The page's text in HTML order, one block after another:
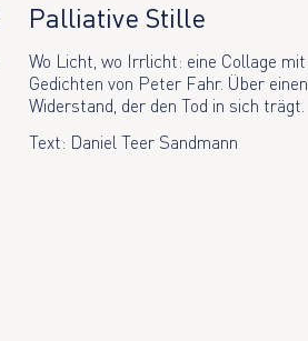
Palliative Stille
Wo Licht, wo Irrlicht: eine Collage mit
Gedichten von Peter Fahr. Über einen
Widerstand, der den Tod in sich trägt.
Text: Daniel Teer Sandmann